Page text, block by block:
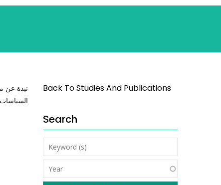
نبذة عن
Back To Studies And Publications
Search
Keyword
(s)
Year